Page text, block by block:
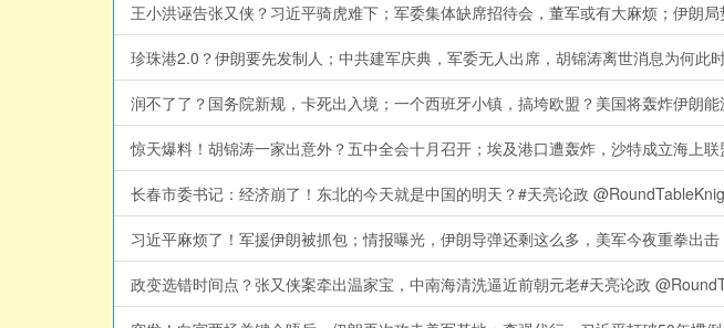
王小洪诬告张又侠？习近平骑虎难下；军委集体缺席招待会，董军或有大麻烦；伊朗
珍珠港2.0？伊朗要先发制人；中共建军庆典，军委无人出席，胡锦涛离世消息为何
润不了了？国务院新规，卡死出入境；一个西班牙小镇，搞垮欧盟？美国将轰炸伊朗
惊天爆料！胡锦涛一家出意外？五中全会十月召开；埃及港口遭轰炸，沙特成立海上
长春市委书记：经济崩了！东北的今天就是中国的明天？#天亮论政
习近平麻烦了！军援伊朗被抓包；情报曝光，伊朗导弹还剩这么多，美军今夜重拳出
政变选错时间点？张又侠案牵出温家宝，中南海清洗逼近前朝元老#天亮论政